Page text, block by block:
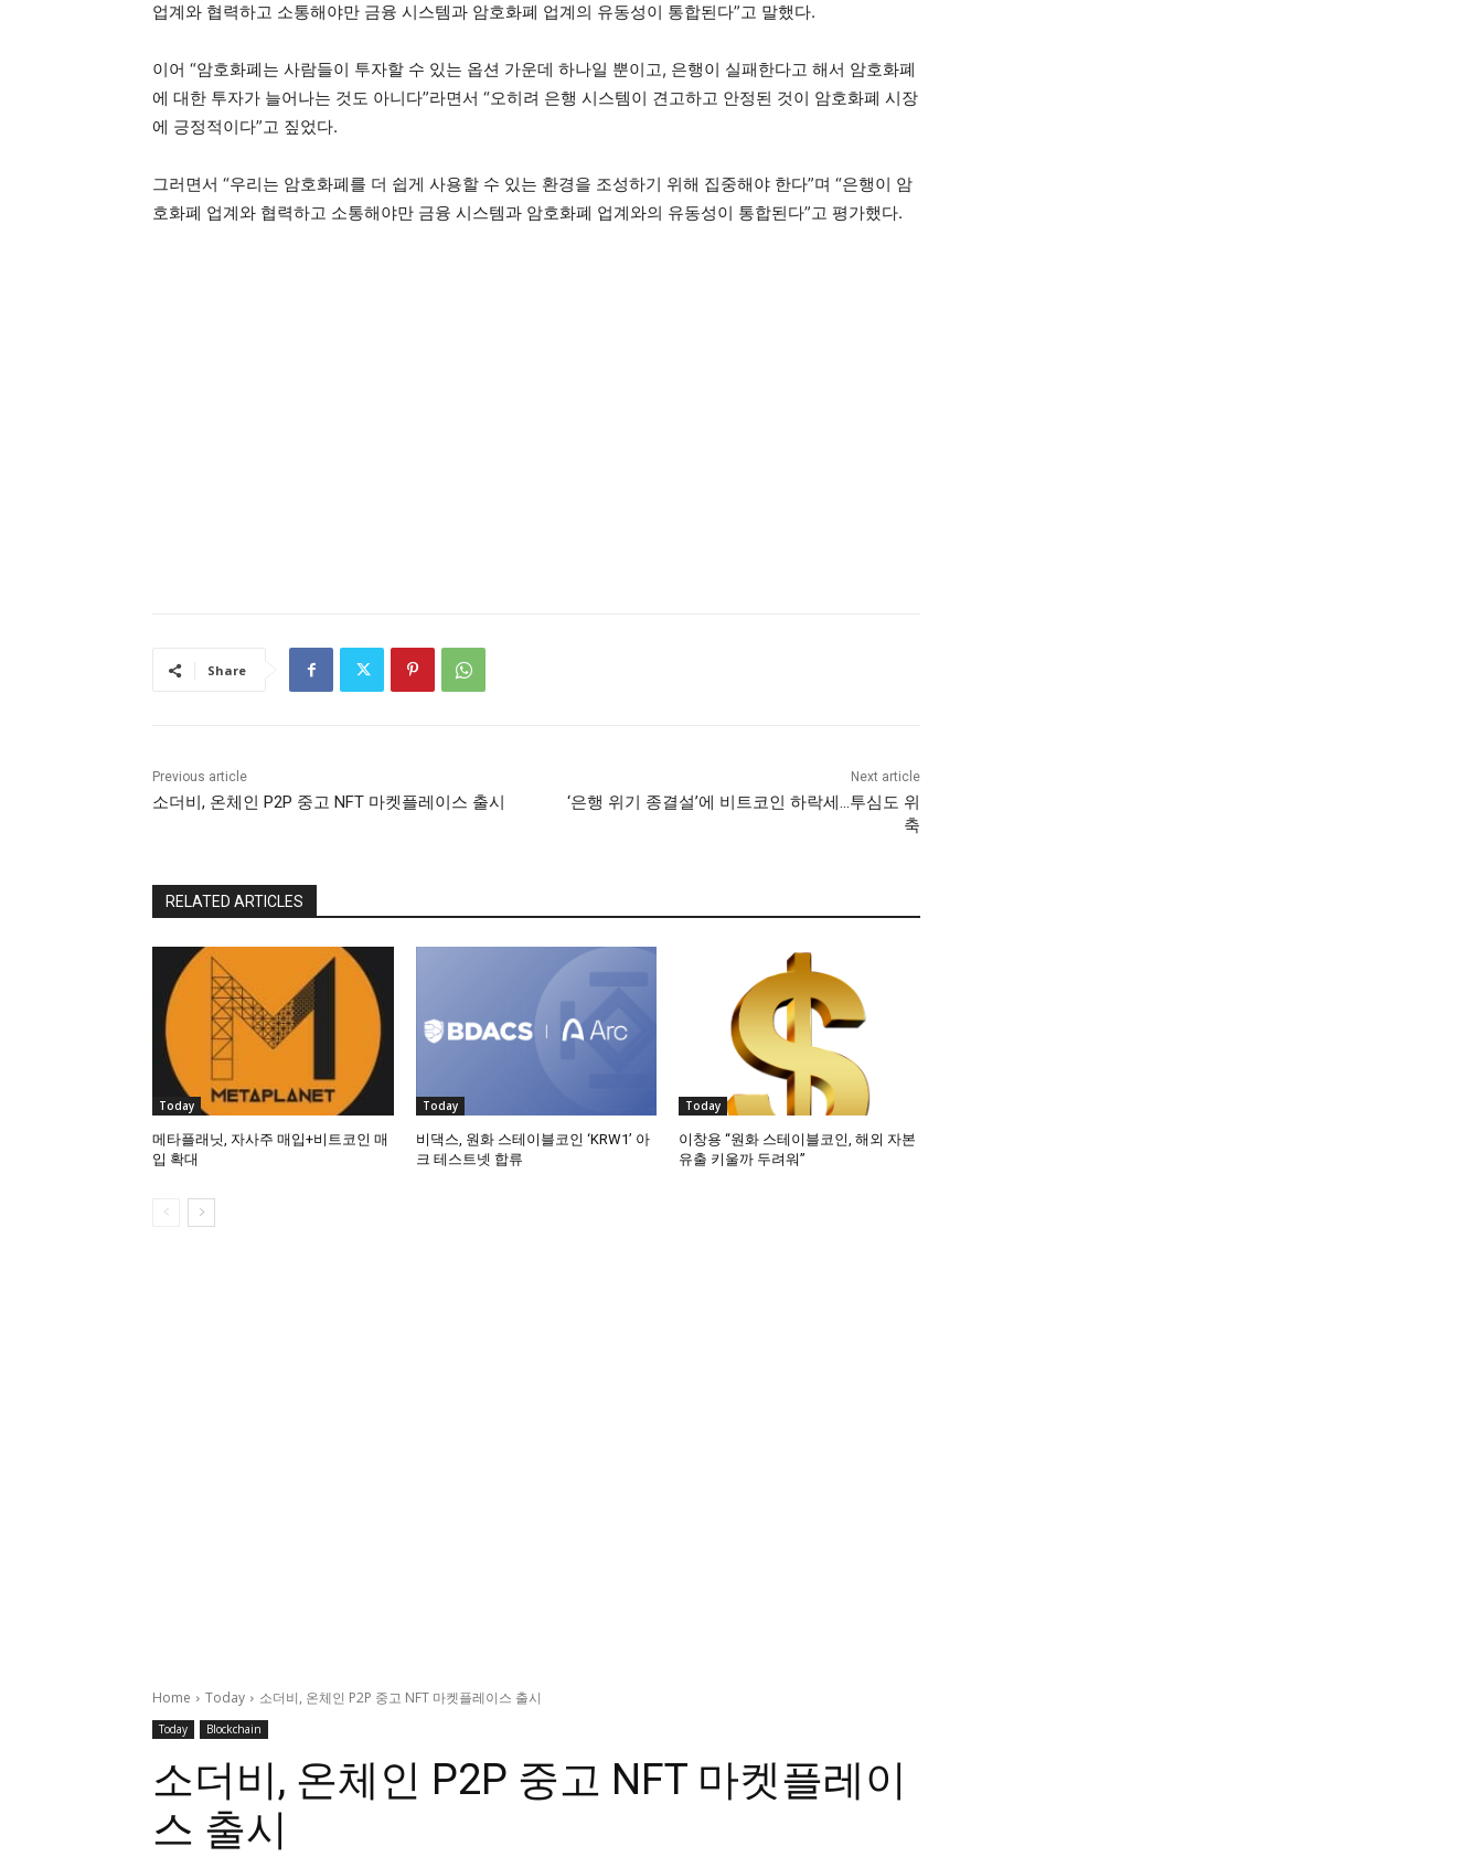
업계와 협력하고 소통해야만 금융 시스템과 암호화폐 업계의 유동성이 통합된다”고 말했다.
이어 “암호화폐는 사람들이 투자할 수 있는 옵션 가운데 하나일 뿐이고, 은행이 실패한다고 해서 암호화폐
에 대한 투자가 늘어나는 것도 아니다”라면서 “오히려 은행 시스템이 견고하고 안정된 것이 암호화폐 시장
에 긍정적이다”고 짚었다.
그러면서 “우리는 암호화폐를 더 쉽게 사용할 수 있는 환경을 조성하기 위해 집중해야 한다”며 “은행이 암
호화폐 업계와 협력하고 소통해야만 금융 시스템과 암호화폐 업계와의 유동성이 통합된다”고 평가했다.
Share
Previous article
소더비, 온체인 P2P 중고 NFT 마켓플레이스 출시
Next article
‘은행 위기 종결설’에 비트코인 하락세…투심도 위
축
RELATED ARTICLES
Today
메타플래닛, 자사주 매입+비트코인 매
입 확대
Today
비댁스, 원화 스테이블코인 ‘KRW1’ 아
크 테스트넷 합류
Today
이창용 “원화 스테이블코인, 해외 자본
유출 키울까 두려워”